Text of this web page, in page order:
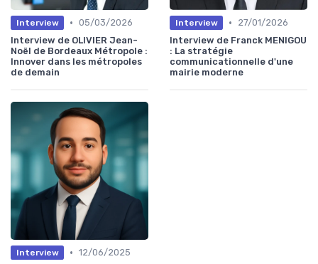
Interview • 05/03/2026
Interview de OLIVIER Jean-
Noël de Bordeaux Métropole :
Innover dans les métropoles
de demain
Interview •
27/01/2026
Interview de Franck MENIGOU
: La stratégie
communicationnelle d'une
mairie moderne
Interview • 12/06/2025